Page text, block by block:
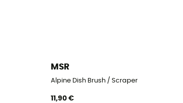
MSR
Alpine Dish Brush / Scraper
11,90 €